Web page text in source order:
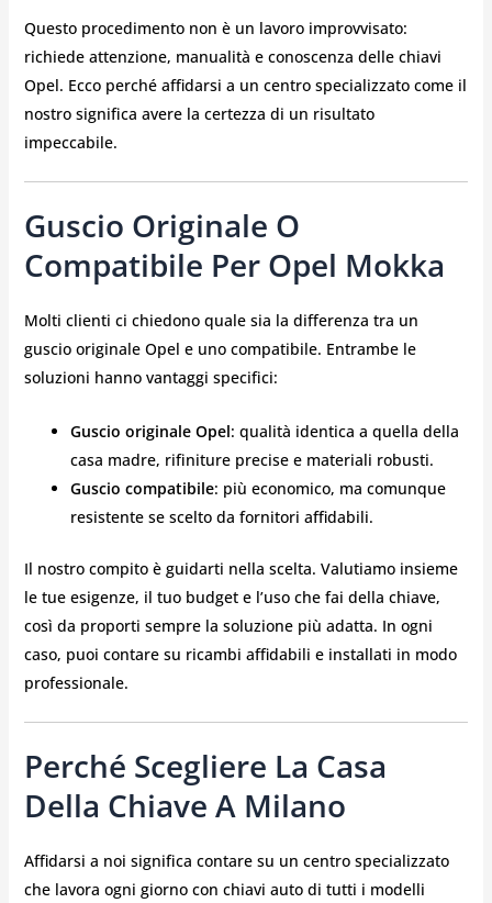
Questo procedimento non è un lavoro improvvisato:
richiede attenzione, manualità e conoscenza delle chiavi
Opel. Ecco perché affidarsi a un centro specializzato come il
nostro significa avere la certezza di un risultato
impeccabile.
Guscio Originale O
Compatibile Per Opel Mokka
Molti clienti ci chiedono quale sia la differenza tra un
guscio originale Opel e uno compatibile. Entrambe le
soluzioni hanno vantaggi specifici:
Guscio originale Opel: qualità identica a quella della
casa madre, rifiniture precise e materiali robusti.
Guscio compatibile: più economico, ma comunque
resistente se scelto da fornitori affidabili.
Il nostro compito è guidarti nella scelta. Valutiamo insieme
le tue esigenze, il tuo budget e l’uso che fai della chiave,
così da proporti sempre la soluzione più adatta. In ogni
caso, puoi contare su ricambi affidabili e installati in modo
professionale.
Perché Scegliere La Casa
Della Chiave A Milano
Affidarsi a noi significa contare su un centro specializzato
che lavora ogni giorno con chiavi auto di tutti i modelli